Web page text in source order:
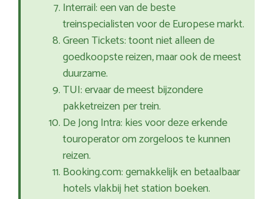
Interrail: een van de beste
treinspecialisten voor de Europese markt.
Green Tickets: toont niet alleen de
goedkoopste reizen, maar ook de meest
duurzame.
TUI: ervaar de meest bijzondere
pakketreizen per trein.
De Jong Intra: kies voor deze erkende
touroperator om zorgeloos te kunnen
reizen.
Booking.com: gemakkelijk en betaalbaar
hotels vlakbij het station boeken.